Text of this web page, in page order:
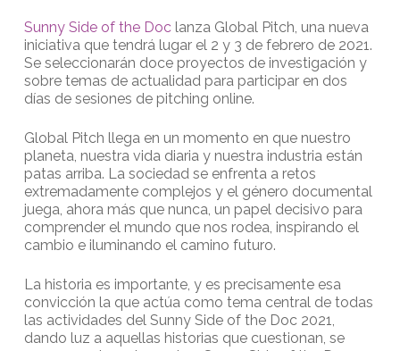
Sunny Side of the Doclanza Global Pitch, una nueva
iniciativa que tendrá lugar el 2 y 3 de febrero de 2021.
Se seleccionarán doce proyectos de investigación y
sobre temas de actualidad para participar en dos
días de sesiones de pitching online.
Global Pitch llega en un momento en que nuestro
planeta, nuestra vida diaria y nuestra industria están
patas arriba. La sociedad se enfrenta a retos
extremadamente complejos y el género documental
juega, ahora más que nunca, un papel decisivo para
comprender el mundo que nos rodea, inspirando el
cambio e iluminando el camino futuro.
La historia es importante, y es precisamente esa
convicción la que actúa como tema central de todas
las actividades del Sunny Side of the Doc 2021,
dando luz a aquellas historias que cuestionan, se